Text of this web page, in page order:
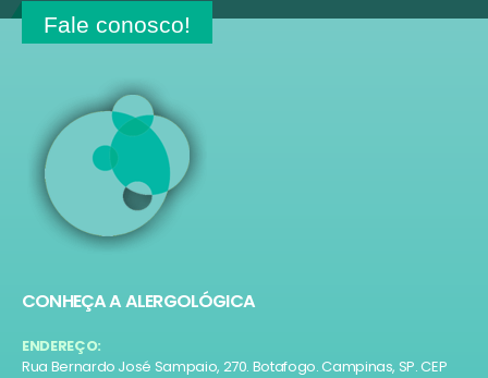
Fale conosco!
CONHEÇA A ALERGOLÓGICA
ENDEREÇO:
Rua Bernardo José Sampaio, 270. Botafogo. Campinas, SP. CEP